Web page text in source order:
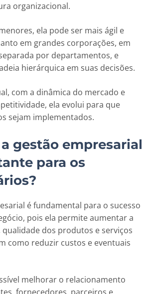
organizacional.
ela pode ser mais ágil e
em grandes corporações, em
por departamentos, e
hierárquica em suas decisões.
com a dinâmica do mercado e
ela evolui para que
sejam implementados.
gestão empresarial
para os
é fundamental para o sucesso
pois ela permite aumentar a
dos produtos e serviços
como reduzir custos e eventuais
melhorar o relacionamento